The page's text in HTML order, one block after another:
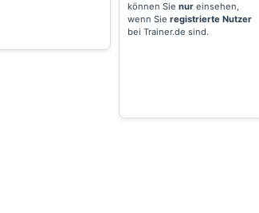
können Sie nur einsehen,
wenn Sie registrierte Nutzer
bei Trainer.de sind.